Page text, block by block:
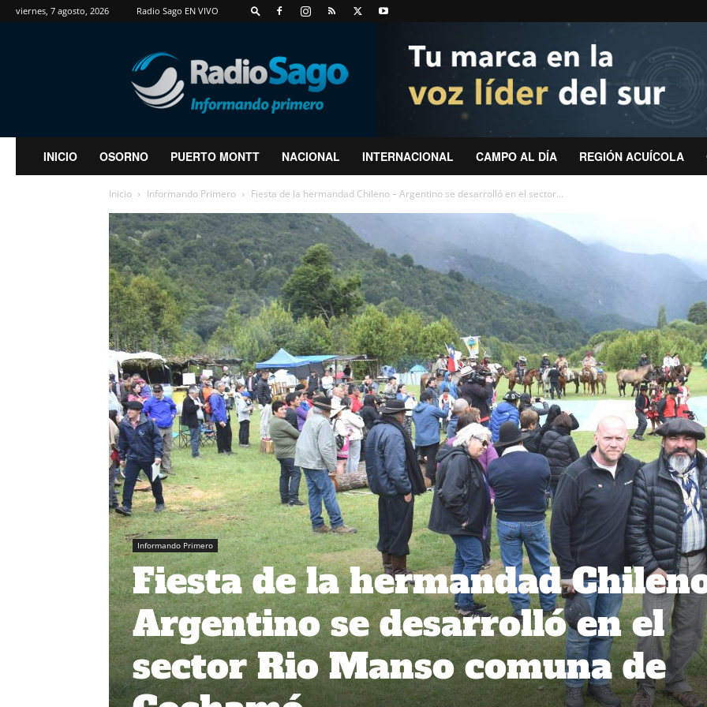
viernes, 7 agosto, 2026 Radio Sago EN VIVO
RadioSago
INICIO OSORNO PUERTO MONTT NACIONAL INTERNACIONAL CAMPO AL DÍA REGIÓN ACUÍCOLA
Inicio Informando Primero Fiesta de la hermandad Chileno – Argentino se desarrolló en el sector...
Informando Primero
Fiesta de la hermandad
Argentino se desarrolló en el
sector Rio Manso comuna de